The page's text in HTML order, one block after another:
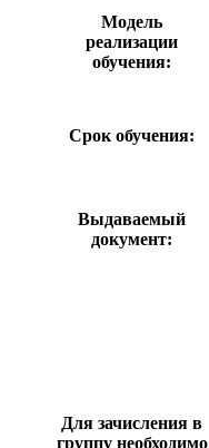
Модель
реализации
обучения:
Срок обучения:
Выдаваемый
документ:
Для зачисления в
группу необходимо